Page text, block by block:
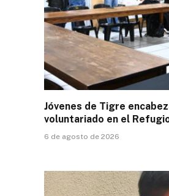
Jóvenes de Tigre
voluntariado en el
6 de agosto de 2026